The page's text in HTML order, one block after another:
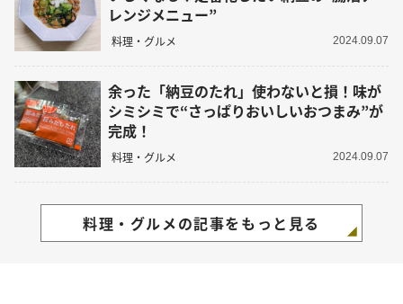
レンジメニュー”
料理・グルメ 2024.09.07
余った「納豆のたれ」使わないと損！味が
シミシミで“さっぱりおいしいおつまみ”が
完成！
料理・グルメ 2024.09.07
料理・グルメの記事をもっと見る